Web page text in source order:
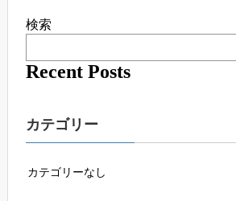
検索
Recent Posts
カテゴリー
カテゴリーなし